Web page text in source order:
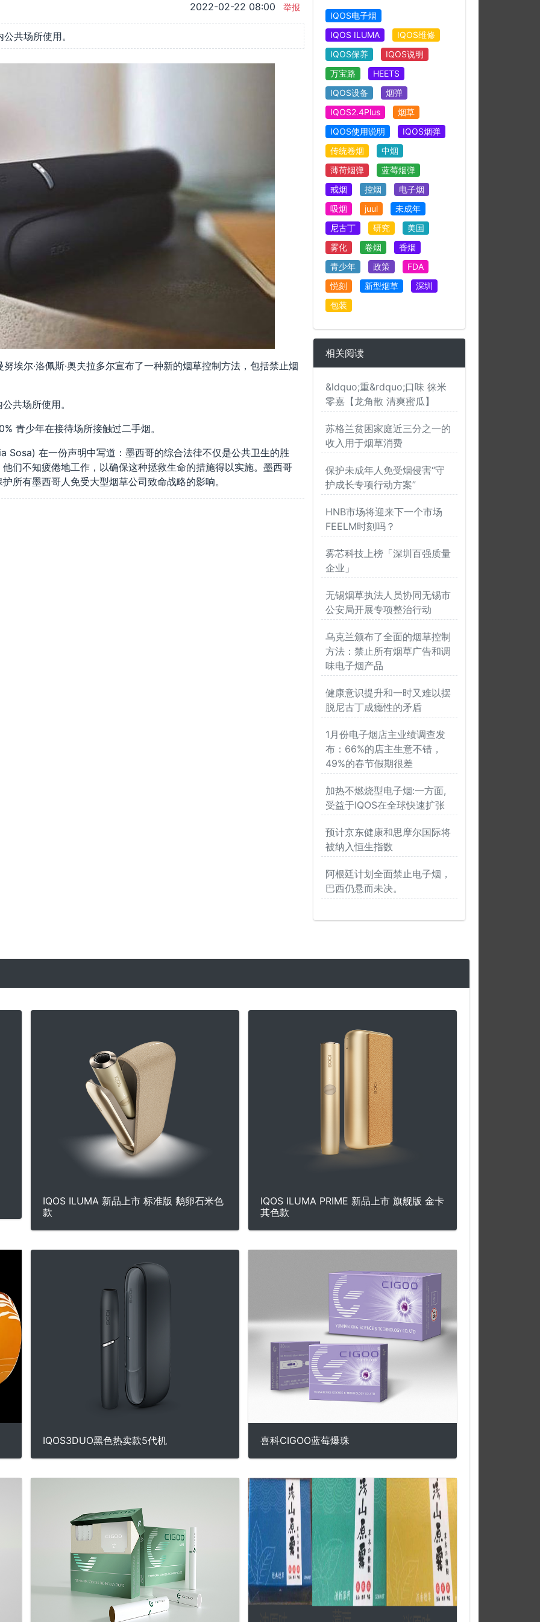
2022-02-22 08:00 举报
共场所使用。
埃尔·洛佩斯·奥夫拉多尔宣布了一种新的烟草控制方法，包括禁止烟
共场所使用。
青少年在接待场所接触过二手烟。
Sosa) 在一份声明中写道：墨西哥的综合法律不仅是公共卫生的胜
们不知疲倦地工作，以确保这种拯救生命的措施得以实施。墨西哥
所有墨西哥人免受大型烟草公司致命战略的影响。
IQOS电子烟
IQOS ILUMA
IQOS维修
IQOS保养
IQOS说明
万宝路
HEETS
IQOS设备
烟弹
IQOS2.4Plus
烟草
IQOS使用说明
IQOS烟弹
传统卷烟
中烟
薄荷烟弹
蓝莓烟弹
戒烟
控烟
电子烟
吸烟
juul
未成年
尼古丁
研究
美国
雾化
卷烟
香烟
青少年
政策
FDA
悦刻
新型烟草
深圳
包装
相关阅读
&ldquo;重&rdquo;口味 徕米
零嘉【龙角散 清爽蜜瓜】
苏格兰贫困家庭近三分之一的
收入用于烟草消费
保护未成年人免受烟侵害“守
护成长专项行动方案”
HNB市场将迎来下一个市场
FEELM时刻吗？
雾芯科技上榜「深圳百强质量
企业」
无锡烟草执法人员协同无锡市
公安局开展专项整治行动
乌克兰颁布了全面的烟草控制
方法：禁止所有烟草广告和调
味电子烟产品
健康意识提升和一时又难以摆
脱尼古丁成瘾性的矛盾
1月份电子烟店主业绩调查发
布：66%的店主生意不错，
49%的春节假期很差
加热不燃烧型电子烟:一方面,
受益于IQOS在全球快速扩张
预计京东健康和思摩尔国际将
被纳入恒生指数
阿根廷计划全面禁止电子烟，
巴西仍悬而未决。
IQOS ILUMA 新品上市 标准版 鹅卵石米色
款
IQOS ILUMA PRIME 新品上市 旗舰版 金卡
其色款
IQOS3DUO黑色热卖款5代机 喜科CIGOO蓝莓爆珠